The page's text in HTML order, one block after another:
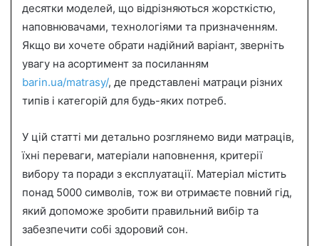
десятки моделей, що відрізняються жорсткістю,
наповнювачами, технологіями та призначенням.
Якщо ви хочете обрати надійний варіант, зверніть
увагу на асортимент за посиланням
barin.ua/matrasy/, де представлені матраци різних
типів і категорій для будь-яких потреб.
У цій статті ми детально розглянемо види матраців,
їхні переваги, матеріали наповнення, критерії
вибору та поради з експлуатації. Матеріал містить
понад 5000 символів, тож ви отримаєте повний гід,
який допоможе зробити правильний вибір та
забезпечити собі здоровий сон.